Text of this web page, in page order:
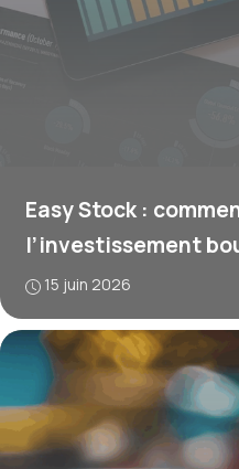
Easy Stock :
l’investissement
15 juin 2026